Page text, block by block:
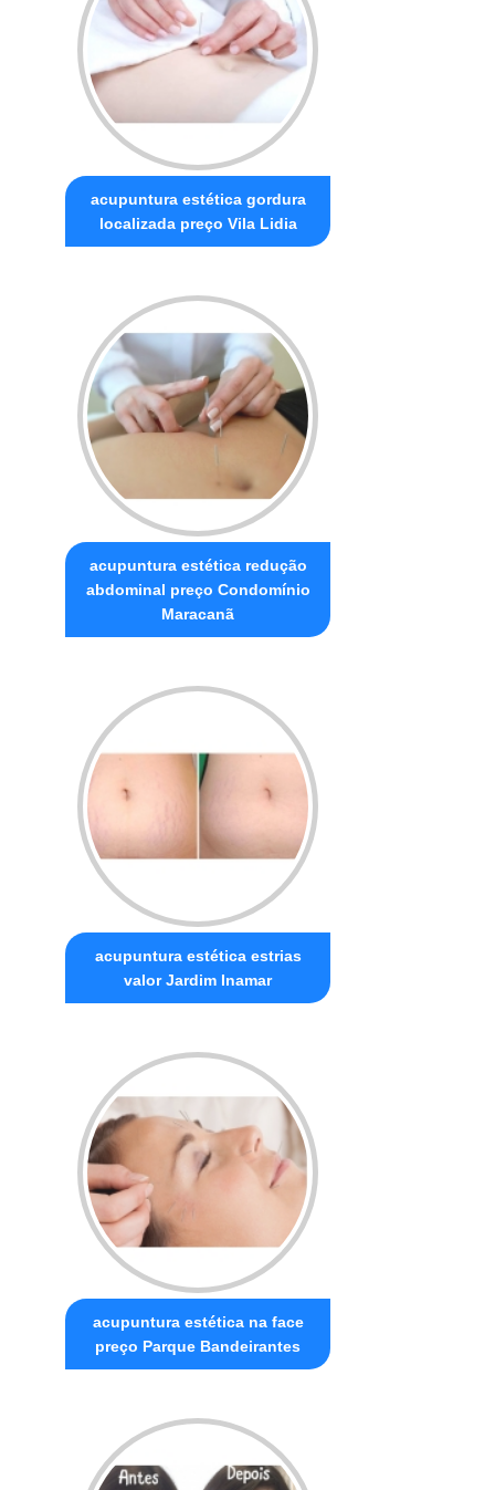
acupuntura estética gordura
localizada preço Vila Lidia
acupuntura estética redução
abdominal preço Condomínio
Maracanã
acupuntura estética estrias
valor Jardim Inamar
acupuntura estética na face
preço Parque Bandeirantes